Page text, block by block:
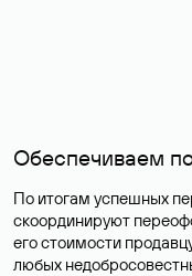
Обеспечиваем
По итогам успешных
скоординируют
его стоимости
любых